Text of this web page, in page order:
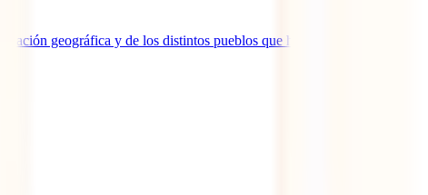
geográfica y de los distintos pueblos que han pasado por ella.